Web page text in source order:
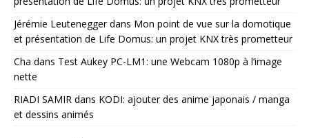
Jérémie Leuteneggerdans Mon point de vue sur la domotique
et présentation de Life Domus: un projet KNX très prometteur
Cha dans Test Aukey PC-LM1: une Webcam 1080p à l’image
nette
RIADI SAMIR dans KODI: ajouter des anime japonais / manga
et dessins animés